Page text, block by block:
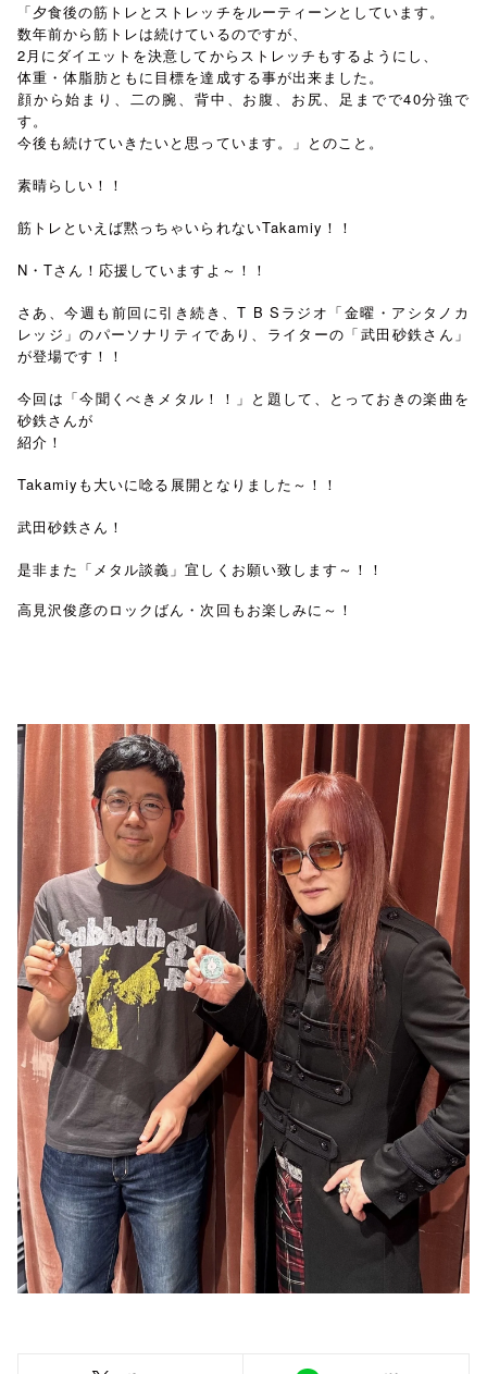
「夕食後の筋トレとストレッチをルーティーンとしています。
数年前から筋トレは続けているのですが、
2月にダイエットを決意してからストレッチもするようにし、
体重・体脂肪ともに目標を達成する事が出来ました。
顔から始まり、二の腕、背中、お腹、お尻、足までで40分強で
す。
今後も続けていきたいと思っています。」とのこと。
素晴らしい！！
筋トレといえば黙っちゃいられないTakamiy！！
N・Tさん！応援していますよ～！！
さあ、今週も前回に引き続き、T B Sラジオ「金曜・アシタノカ
レッジ」のパーソナリティであり、ライターの「武田砂鉄さん」
が登場です！！
今回は「今聞くべきメタル！！」と題して、とっておきの楽曲を
砂鉄さんが
紹介！
Takamiyも大いに唸る展開となりました～！！
武田砂鉄さん！
是非また「メタル談義」宜しくお願い致します～！！
高見沢俊彦のロックばん・次回もお楽しみに～！